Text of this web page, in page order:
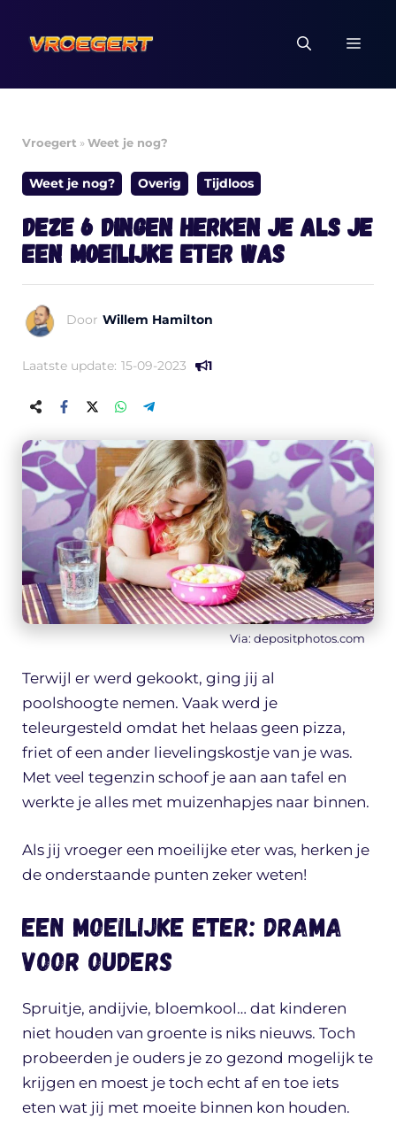
naar
inhoud
Vroegert »Weet je nog?
Weet je nog? Overig Tijdloos
Deze 6 dingen herken je als je
een moeilijke eter was
Door Willem Hamilton
Laatste update: 15-09-2023 1
Via: depositphotos.com
Terwijl er werd gekookt, ging jij al
poolshoogte nemen. Vaak werd je
teleurgesteld omdat het helaas geen pizza,
friet of een ander lievelingskostje van je was.
Met veel tegenzin schoof je aan aan tafel en
werkte je alles met muizenhapjes naar binnen.
Als jij vroeger een moeilijke eter was, herken je
de onderstaande punten zeker weten!
Een moeilijke eter: drama
voor ouders
Spruitje, andijvie, bloemkool… dat kinderen
niet houden van groente is niks nieuws. Toch
probeerden je ouders je zo gezond mogelijk te
krijgen en moest je toch echt af en toe iets
eten wat jij met moeite binnen kon houden.